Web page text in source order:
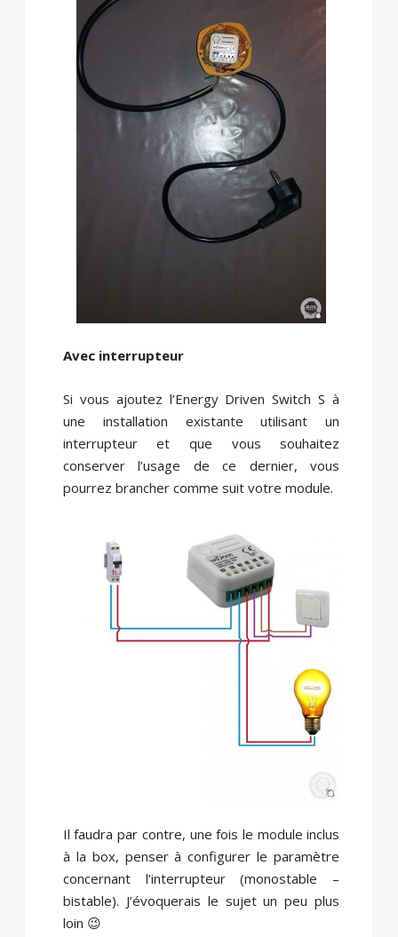
Avec interrupteur
Si vous ajoutez l’Energy Driven Switch S à
une installation existante utilisant un
interrupteur et que vous souhaitez
conserver l’usage de ce dernier, vous
pourrez brancher comme suit votre module.
Il faudra par contre, une fois le module inclus
à la box, penser à configurer le paramètre
concernant l’interrupteur (monostable –
bistable). J’évoquerais le sujet un peu plus
loin 😉